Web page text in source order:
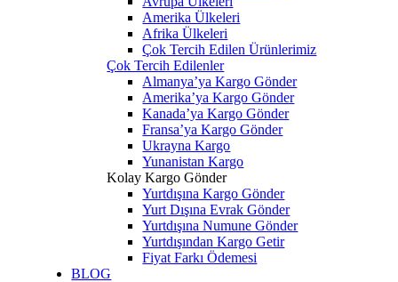
Amerika Ülkeleri
Afrika Ülkeleri
Çok Tercih Edilen Ürünlerimiz
Çok Tercih Edilenler
Almanya’ya Kargo Gönder
Amerika’ya Kargo Gönder
Kanada’ya Kargo Gönder
Fransa’ya Kargo Gönder
Ukrayna Kargo
Yunanistan Kargo
Kolay Kargo Gönder
Yurtdışına Kargo Gönder
Yurt Dışına Evrak Gönder
Yurtdışına Numune Gönder
Yurtdışından Kargo Getir
Fiyat Farkı Ödemesi
BLOG